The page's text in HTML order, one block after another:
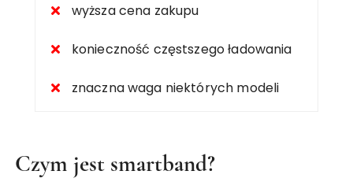
wyższa cena zakupu
konieczność częstszego ładowania
znaczna waga niektórych modeli
Czym jest smartband?